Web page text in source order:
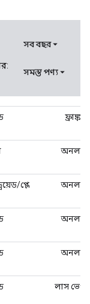
সব বছর
সমস্ত পণ্য
প্লে
লাস